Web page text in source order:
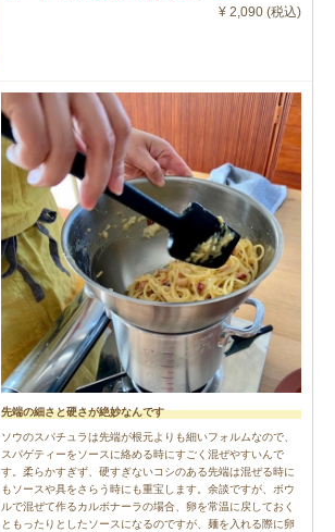
¥ 2,090 (税込)
先端の細さと硬さが絶妙なんです
ソウのスパチュラは先端が根元よりも細いフォルムなので、
スパゲティーをソースに絡める時にすごく混ぜやすいんで
す。柔らかすぎず、硬すぎないコシのある先端は混ぜる時に
もソースや具をさらう時にも重宝します。余談ですが、ボウ
ルで混ぜて作るカルボナーラの場合、卵を常温に戻しておく
ともったりとしたソースになるのですが、麺を入れる際に卵